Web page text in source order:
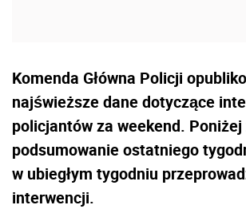
Komenda Główna Policji
najświeższe dane dotyczące
policjantów za weekend.
podsumowanie ostatniego
w ubiegłym tygodniu
interwencji.